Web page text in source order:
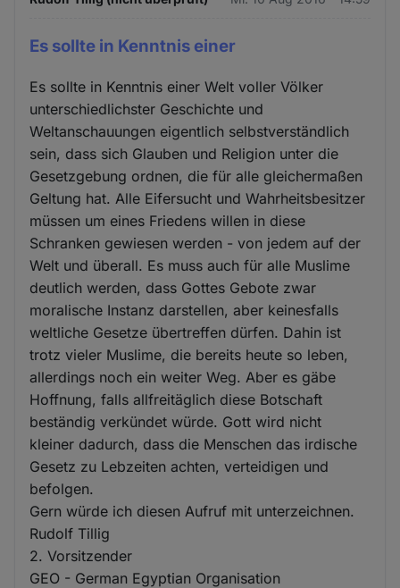
Es sollte in Kenntnis einer
Es sollte in Kenntnis einer Welt voller Völker
unterschiedlichster Geschichte und
Weltanschauungen eigentlich selbstverständlich
sein, dass sich Glauben und Religion unter die
Gesetzgebung ordnen, die für alle gleichermaßen
Geltung hat. Alle Eifersucht und Wahrheitsbesitzer
müssen um eines Friedens willen in diese
Schranken gewiesen werden - von jedem auf der
Welt und überall. Es muss auch für alle Muslime
deutlich werden, dass Gottes Gebote zwar
moralische Instanz darstellen, aber keinesfalls
weltliche Gesetze übertreffen dürfen. Dahin ist
trotz vieler Muslime, die bereits heute so leben,
allerdings noch ein weiter Weg. Aber es gäbe
Hoffnung, falls allfreitäglich diese Botschaft
beständig verkündet würde. Gott wird nicht
kleiner dadurch, dass die Menschen das irdische
Gesetz zu Lebzeiten achten, verteidigen und
befolgen.
Gern würde ich diesen Aufruf mit unterzeichnen.
Rudolf Tillig
2. Vorsitzender
GEO - German Egyptian Organisation